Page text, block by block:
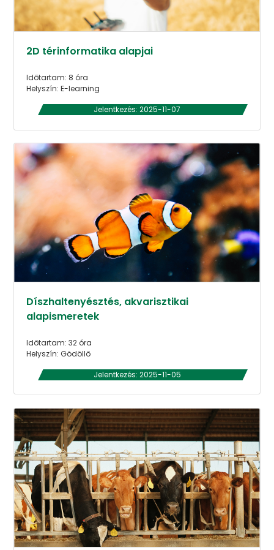
2D térinformatika alapjai
Időtartam: 8 óra
Helyszín: E-learning
Jelentkezés: 2025-11-07
Díszhaltenyésztés, akvarisztikai
alapismeretek
Időtartam: 32 óra
Helyszín: Gödöllő
Jelentkezés: 2025-11-05